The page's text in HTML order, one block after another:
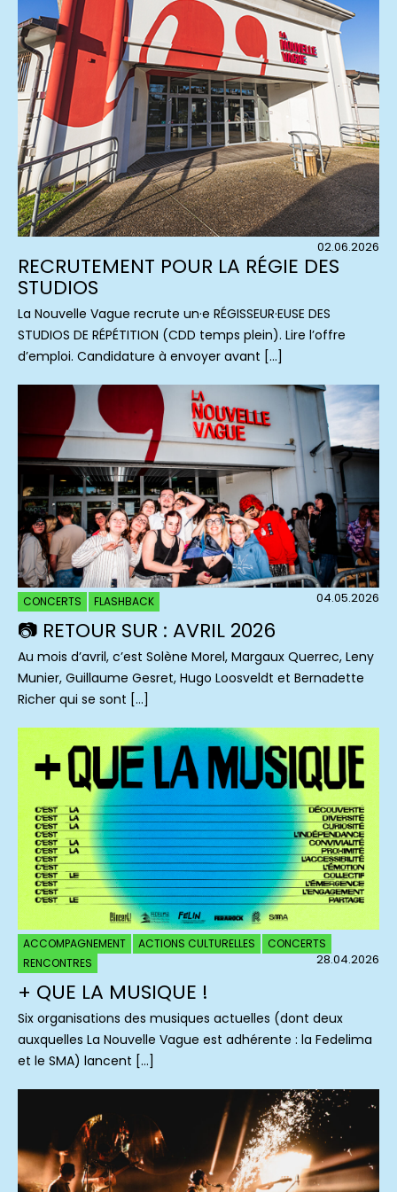
02.06.2026
RECRUTEMENT POUR LA RÉGIE DES
STUDIOS
La Nouvelle Vague recrute un·e RÉGISSEUR·EUSE DES
STUDIOS DE RÉPÉTITION (CDD temps plein). Lire l’offre
d’emploi. Candidature à envoyer avant […]
CONCERTS FLASHBACK 04.05.2026
📷 RETOUR SUR : AVRIL 2026
Au mois d’avril, c’est Solène Morel, Margaux Querrec, Leny
Munier, Guillaume Gesret, Hugo Loosveldt et Bernadette
Richer qui se sont […]
ACCOMPAGNEMENT ACTIONS CULTURELLES
CONCERTS
RENCONTRES
28.04.2026
+ QUE LA MUSIQUE !
Six organisations des musiques actuelles (dont deux
auxquelles La Nouvelle Vague est adhérente : la Fedelima
et le SMA) lancent […]